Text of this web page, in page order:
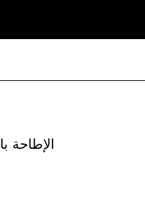
لمنشور
الإطاحة